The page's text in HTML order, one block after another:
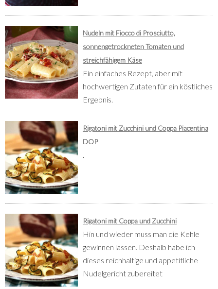
Nudeln mit Fiocco di Prosciutto,
sonnengetrockneten Tomaten und
streichfähigem Käse
Ein einfaches Rezept, aber mit
hochwertigen Zutaten für ein köstliches
Ergebnis.
Rigatoni mit Zucchini und Coppa Piacentina
DOP
.
Rigatoni mit Coppa und Zucchini
Hin und wieder muss man die Kehle
gewinnen lassen. Deshalb habe ich
dieses reichhaltige und appetitliche
Nudelgericht zubereitet